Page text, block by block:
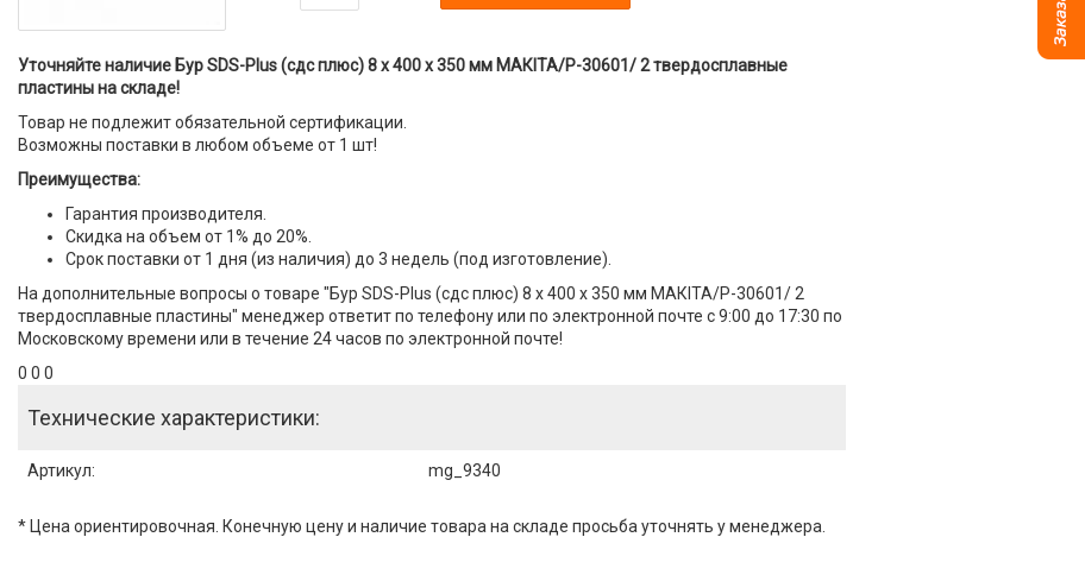
Уточняйте наличие Бур SDS-Plus (сдс плюс) 8 х 400 х 350 мм МАКIТА/P-30601/ 2 твердосплавные
пластины на складе!
Товар не подлежит обязательной сертификации.
Возможны поставки в любом объеме от 1 шт!
Преимущества:
Гарантия производителя.
Скидка на объем от 1% до 20%.
Срок поставки от 1 дня (из наличия) до 3 недель (под изготовление).
На дополнительные вопросы о товаре "Бур SDS-Plus (сдс плюс) 8 х 400 х 350 мм МАКIТА/P-30601/ 2
твердосплавные пластины" менеджер ответит по телефону или по электронной почте с 9:00 до 17:30 по
Московскому времени или в течение 24 часов по электронной почте!
0 0 0
Технические характеристики:
Артикул: mg_9340
* Цена ориентировочная. Конечную цену и наличие товара на складе просьба уточнять у менеджера.